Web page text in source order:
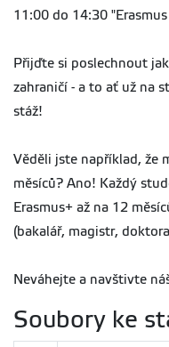
11:00 do 14:30 "Erasmus
Přijďte si poslechnout
zahraničí - a to ať už na
stáž!
Věděli jste například, že
měsíců? Ano! Každý
Erasmus+ až na 12
(bakalář, magistr,
Neváhejte a navštivte
Soubory ke